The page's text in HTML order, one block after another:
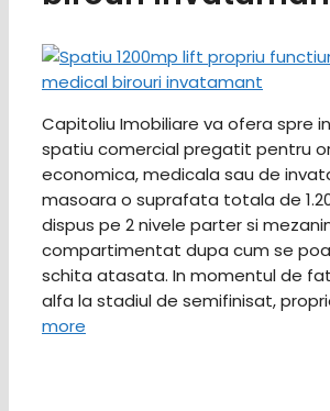
Capitoliu Imobiliare va ofera spre
spatiu comercial pregatit pentru
economica, medicala sau de
masoara o suprafata totala de
dispus pe 2 nivele parter si
compartimentat dupa cum se
schita atasata. In momentul de
alfa la stadiul de semifinisat,
more